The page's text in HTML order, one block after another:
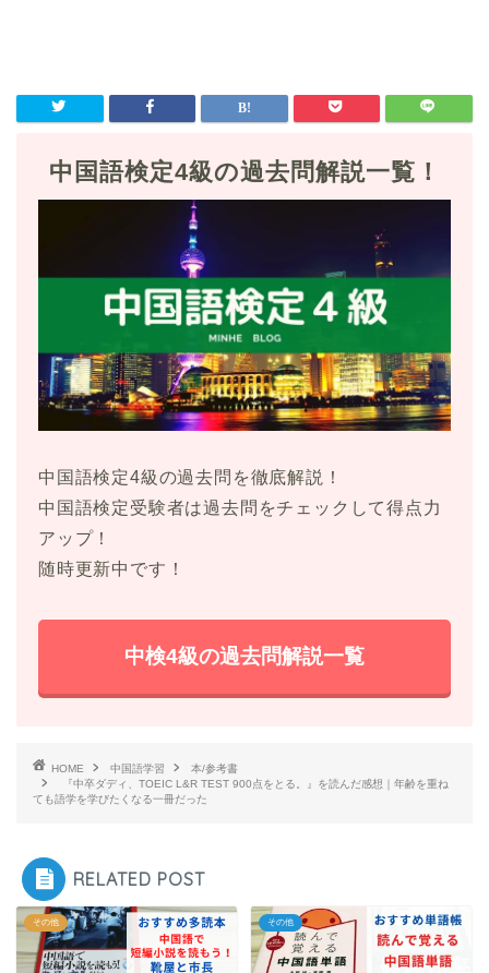
中国語検定4級の過去問解説一覧！
中国語検定4級の過去問を徹底解説！
中国語検定受験者は過去問をチェックして得点力
アップ！
随時更新中です！
中検4級の過去問解説一覧
HOME 中国語学習
本/参考書
『中卒ダディ、TOEIC L&R TEST 900点をとる。』を読んだ感想｜年齢を重ね
ても語学を学びたくなる一冊だった
RELATED POST
その他 その他